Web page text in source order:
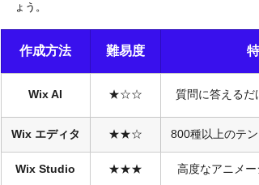
ょう。
作成方法 難易度 特
Wix AI ★☆☆ 質問に答えるだ
Wix エディタ ★★☆ 800種以上のテン
Wix Studio ★★★ 高度なアニメー